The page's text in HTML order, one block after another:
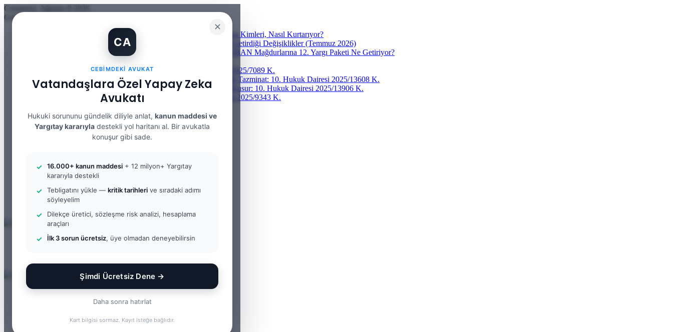
✕
CA
CEBIMDEKI AVUKAT
Vatandaşlara Özel Yapay Zeka
Avukatı
Hukuki sorununu gündelik diliyle anlat, kanun maddesi ve
Yargıtay kararıyla destekli yol haritanı al. Bir avukatla
konuşur gibi sade.
16.000+ kanun maddesi + 12 milyon+ Yargıtay
kararıyla destekli
Tebligatını yükle — kritik tarihleri ve sıradaki adımı
söyleyelim
Dilekçe üretici, sözleşme risk analizi, hesaplama
araçları
İlk 3 sorun ücretsiz, üye olmadan deneyebilirsin
Şimdi Ücretsiz Dene →
Daha sonra hatırlat
Kart bilgisi sormaz. Kayıt isteğe bağlıdır.
Cumartesi, Ağustos 8 2026
Güncel Makale
İBAN Kiralama Cezasında Yeni Dönem: TCK 158’e Eklenen Fıkra Kimleri, Nasıl Kurtarıyor?
12. Yargı Paketi Kabul Edildi: Avukat Gözüyle Tüm Maddeler ve Getirdiği Değişiklikler (Temmuz 2026)
Banka Hesabımı Dolandırıcılara Kullandırdım, Başıma Ne Gelir? IBAN Mağdurlarına 12. Yargı Paketi Ne Getiriyor?
Yargıtay Kararı İncelemesi ve Tanık Beyanları: 9. Hukuk Dairesi 2025/7089 K.
Kusur Belirlemesinin Maddi ve Manevi Tazminata Etkisi ve Maddi Tazminat: 10. Hukuk Dairesi 2025/13608 K.
Kusur Belirlemesinin Maddi ve Manevi Tazminata Etkisi ve Ağır Kusur: 10. Hukuk Dairesi 2025/13906 K.
Kira Sözleşmesinin Feshi ve Bilirkişi İncelemesi: 9. Hukuk Dairesi 2025/9343 K.
Yargıtay Kararı İncelemesi: 2. Ceza Dairesi 2026/4266 K.
Facebook
WhatsApp
Rastgele
Makale
Kenar
Bölmesi
Arama
yap
Menü
...
Ol
ANASAYFA
Ceza Hukuku